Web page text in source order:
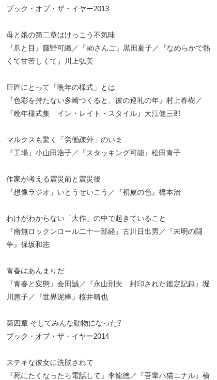
ブック・オブ・ザ・イヤー2013
母と娘の第二章はけっこう不気味
『爪と目』藤野可織／『abさんご』黒田夏子／『なめらかで熱
くて甘苦しくて』川上弘美
巨匠にとって「晩年の様式」とは
『色彩を持たない多崎つくると、彼の巡礼の年』村上春樹／
『晩年様式集 イン・レイト・スタイル』大江健三郎
マルクスも驚く「労働疎外」のいま
『工場』小山田浩子／『スタッキング可能』松田青子
作家が考える震災前と震災後
『想像ラジオ』いとうせいこう／『初夏の色』橋本治
わけがわからない「大作」の中で起きていること
『南無ロックンロール二十一部経』古川日出男／『未明の闘
争』保坂和志
青春はあんまりだ
『青春と変態』会田誠／『永山則夫 封印された鑑定記録』堀
川惠子／『世界泥棒』桜井晴也
第四章 そしてみんな動物になった⁉
ブック・オブ・ザ・イヤー2014
ステキな彼女に洗脳されて
『死にたくなったら電話して』李龍徳／『吾輩ハ猫ニナル』横